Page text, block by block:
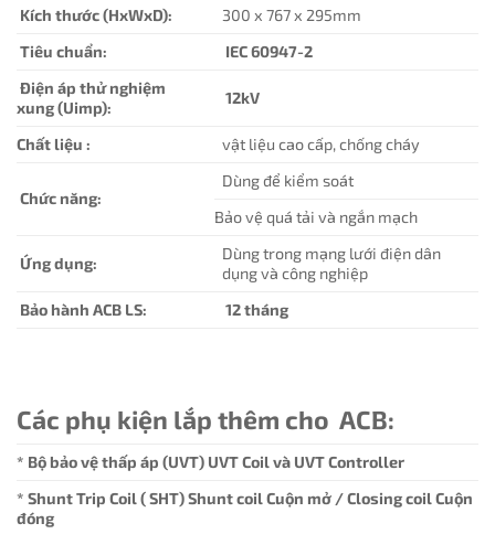
Kích thước (HxWxD):
300 x 767 x 295mm
Tiêu chuẩn:
IEC 60947-2
Điện áp thử nghiệm
xung (Uimp):
12kV
Chất liệu : vật liệu cao cấp, chống cháy
Chức năng:
Dùng để kiểm soát
Bảo vệ quá tải và ngắn mạch
Ứng dụng:
Dùng trong mạng lưới điện dân
dụng và công nghiệp
Bảo hành ACB LS:
12 tháng
Các phụ kiện lắp thêm cho ACB:
* Bộ bảo vệ thấp áp (UVT) UVT Coil và UVT Controller
* Shunt Trip Coil ( SHT) Shunt coil Cuộn mở / Closing coil Cuộn
đóng